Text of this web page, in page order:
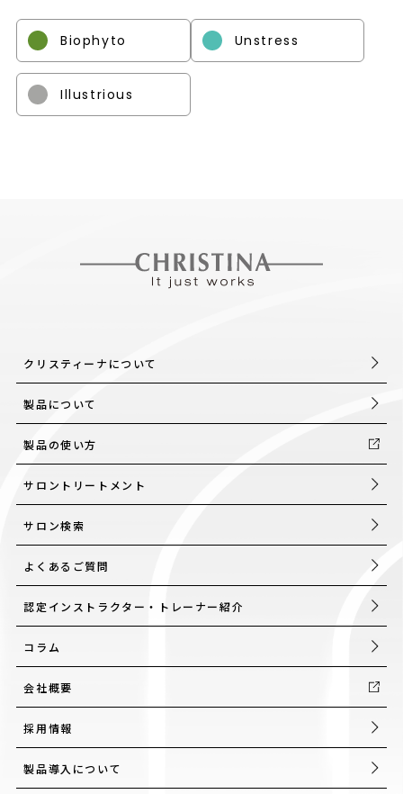
Biophyto Unstress
Illustrious
クリスティーナについて
製品について
製品の使い方
サロントリートメント
サロン検索
よくあるご質問
認定インストラクター・トレーナー紹介
コラム
会社概要
採用情報
製品導入について